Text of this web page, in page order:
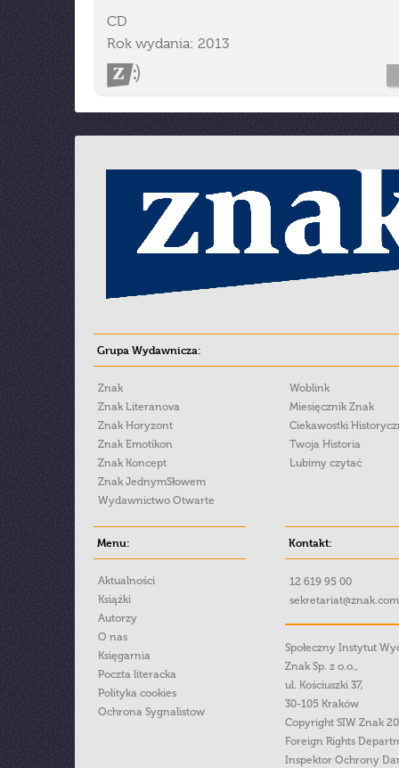
CD
Rok wydania: 2013
Grupa Wydawnicza:
Znak
Znak Literanova
Znak Horyzont
Znak Emotikon
Znak Koncept
Znak JednymSłowem
Wydawnictwo Otwarte
Woblink
Miesięcznik Znak
Ciekawostki
Twoja Historia
Lubimy czytać
Menu:
Aktualności
Książki
Autorzy
O nas
Księgarnia
Poczta literacka
Polityka cookies
Ochrona Sygnalistow
Kontakt:
12 619 95 00
Społeczny Instytut
Znak Sp. z o.o.,
ul. Kościuszki 37,
30-105 Kraków
Copyright SIW Znak
Foreign Rights
Inspektor Ochrony